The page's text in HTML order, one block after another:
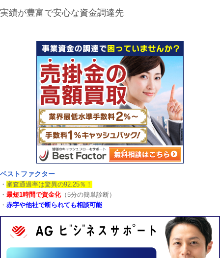
実績が豊富で安心な資金調達先
ベストファクター
・ 審査通過率は驚異の92.25％！
・ 最短1時間で資金化（5分の簡単診断）
・ 赤字や他社で断られても相談可能